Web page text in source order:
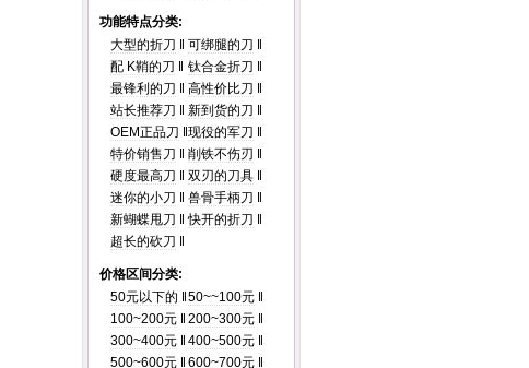
功能特点分类:
大型的折刀
可绑腿的刀
配 K鞘的刀
钛合金折刀
最锋利的刀
高性价比刀
站长推荐刀
新到货的刀
OEM正品刀
现役的军刀
特价销售刀
削铁不伤刃
硬度最高刀
双刃的刀具‖
迷你的小刀
兽骨手柄刀
新蝴蝶甩刀
快开的折刀
超长的砍刀
价格区间分类:
50元以下的
50~~100元‖
100~200元‖ 200~300元‖
300~400元‖ 400~500元‖
500~600元‖ 600~700元‖